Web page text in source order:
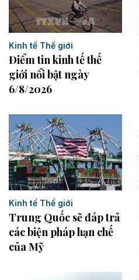
Kinh tế Thế giới
Điểm tin kinh tế thế
giới nổi bật ngày
6/8/2026
Kinh tế Thế giới
Trung Quốc sẽ đáp trả
các biện pháp hạn chế
của Mỹ